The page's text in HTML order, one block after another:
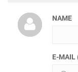
NAME
E-MAIL